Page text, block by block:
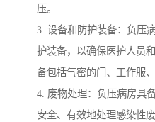
压。
3. 设备和防护装备：负压
护装备，以确保医护人员
备包括气密的门、工作服
4. 废物处理：负压病房具
安全、有效地处理感染性